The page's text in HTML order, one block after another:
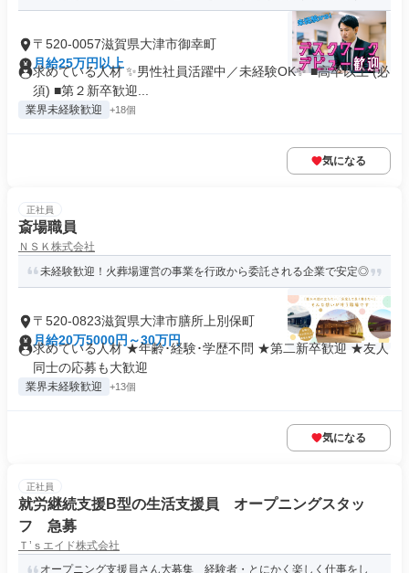
〒520-0057滋賀県大津市御幸町
月給25万円以上
求めている人材 ✨男性社員活躍中／未経験OK✨ ■高卒以上 (必
須) ■第２新卒歓迎...
業界未経験歓迎 +18個
気になる
正社員
斎場職員
ＮＳＫ株式会社
未経験歓迎！火葬場運営の事業を行政から委託される企業で安定◎
〒520-0823滋賀県大津市膳所上別保町
月給20万5000円～30万円
求めている人材 ★年齢･経験･学歴不問 ★第二新卒歓迎 ★友人
同士の応募も大歓迎
業界未経験歓迎 +13個
気になる
正社員
就労継続支援B型の生活支援員 オープニングスタッ
フ 急募
Ｔ’ｓエイド株式会社
オープニング支援員さん大募集 経験者・とにかく楽しく仕事をし